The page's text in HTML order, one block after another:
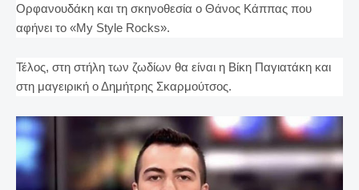
Ορφανουδάκη και τη σκηνοθεσία ο Θάνος Κάππας που
αφήνει το «My Style Rocks».
Τέλος, στη στήλη των ζωδίων θα είναι η Βίκη Παγιατάκη και
στη μαγειρική ο Δημήτρης Σκαρμούτσος.